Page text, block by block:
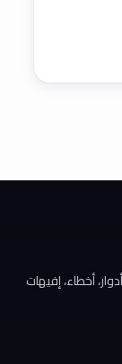
أخطاء، إفيهات